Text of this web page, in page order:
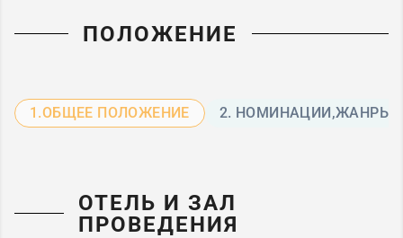
ПОЛОЖЕНИЕ
1.ОБЩЕЕ ПОЛОЖЕНИЕ 2. НОМИНАЦИИ,ЖАНРЫ
ОТЕЛЬ И ЗАЛ
ПРОВЕДЕНИЯ